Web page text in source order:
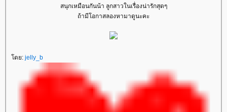
สนุกเหมือนกันน้า ลูกสาวในเรื่องน่ารักสุดๆ
ถ้ามีโอกาสลองหามาดูนะคะ
โดย: jelly_b